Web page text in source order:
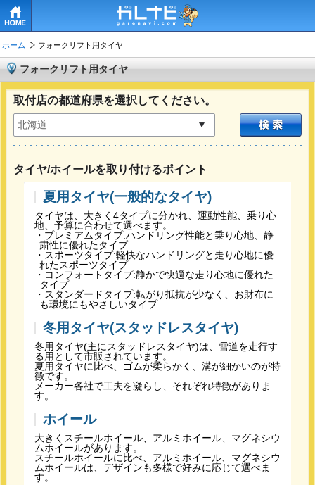
ホーム フォークリフト用タイヤ
フォークリフト用タイヤ
取付店の都道府県を選択してください。
タイヤ/ホイールを取り付けるポイント
夏用タイヤ(一般的なタイヤ)
タイヤは、大きく4タイプに分かれ、運動性能、乗り心
地、予算に合わせて選べます。
・プレミアムタイプ:ハンドリング性能と乗り心地、静
粛性に優れたタイプ
・スポーツタイプ:軽快なハンドリングと走り心地に優
れたスポーツタイプ
・コンフォートタイプ:静かで快適な走り心地に優れた
タイプ
・スタンダードタイプ:転がり抵抗が少なく、お財布に
も環境にもやさしいタイプ
冬用タイヤ(スタッドレスタイヤ)
冬用タイヤ(主にスタッドレスタイヤ)は、雪道を走行す
る用として市販されています。
夏用タイヤに比べ、ゴムが柔らかく、溝が細かいのが特
徴です。
メーカー各社で工夫を凝らし、それぞれ特徴がありま
す。
ホイール
大きくスチールホイール、アルミホイール、マグネシウ
ムホイールがあります。
スチールホイールに比べ、アルミホイール、マグネシウ
ムホイールは、デザインも多様で好みに応じて選べま
す。